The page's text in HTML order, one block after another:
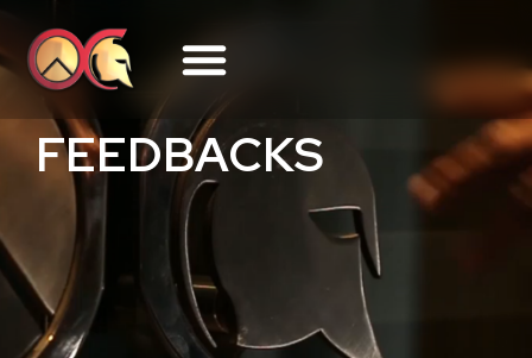
FEEDBACKS